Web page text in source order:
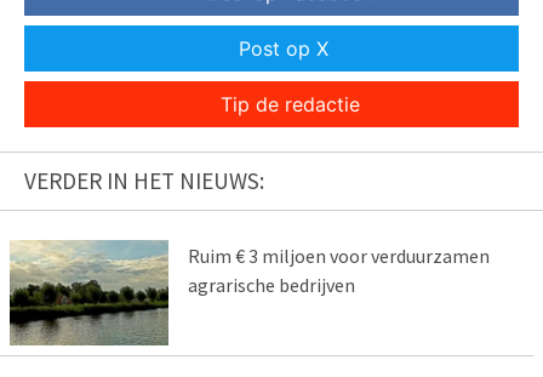
Post op X
Tip de redactie
VERDER IN HET NIEUWS:
Ruim € 3 miljoen voor verduurzamen
agrarische bedrijven